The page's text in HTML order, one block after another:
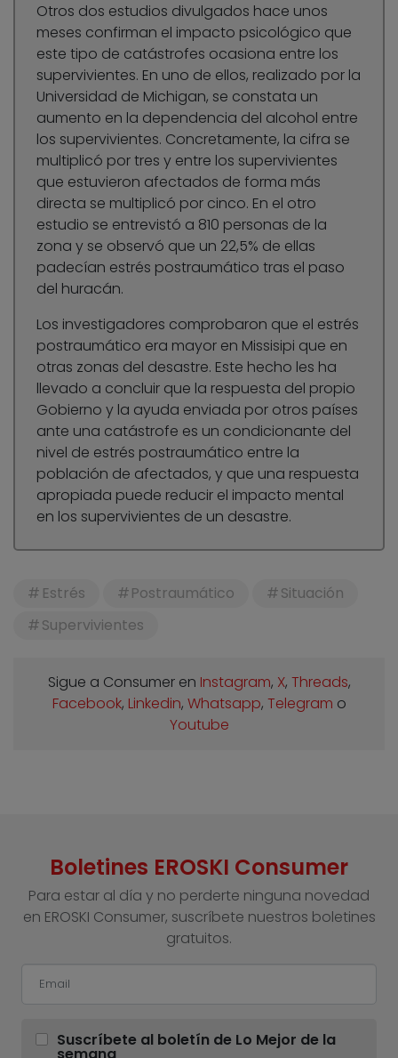
Otros dos estudios divulgados hace unos
meses confirman el impacto psicológico que
este tipo de catástrofes ocasiona entre los
supervivientes. En uno de ellos, realizado por la
Universidad de Michigan, se constata un
aumento en la dependencia del alcohol entre
los supervivientes. Concretamente, la cifra se
multiplicó por tres y entre los supervivientes
que estuvieron afectados de forma más
directa se multiplicó por cinco. En el otro
estudio se entrevistó a 810 personas de la
zona y se observó que un 22,5% de ellas
padecían estrés postraumático tras el paso
del huracán.
Los investigadores comprobaron que el estrés
postraumático era mayor en Missisipi que en
otras zonas del desastre. Este hecho les ha
llevado a concluir que la respuesta del propio
Gobierno y la ayuda enviada por otros países
ante una catástrofe es un condicionante del
nivel de estrés postraumático entre la
población de afectados, y que una respuesta
apropiada puede reducir el impacto mental
en los supervivientes de un desastre.
Estrés Postraumático
Situación
Supervivientes
Sigue a Consumer en Instagram, X, Threads,
Facebook, Linkedin, Whatsapp, Telegram o
Youtube
Boletines EROSKI Consumer
Para estar al día y no perderte ninguna novedad
en EROSKI Consumer, suscríbete nuestros boletines
gratuitos.
Suscríbete al boletín de Lo Mejor de la
semana